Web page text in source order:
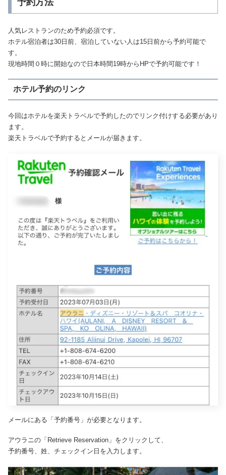
予約方法
人気レストランのため予約必須です。
ホテル宿泊者は30日前、宿泊していない人は15日前から予約可能で
す。
現地時間０時に開始なので日本時間19時からHPで予約可能です！
ホテル予約のリンク
今回はホテルを楽天トラベルで予約したのでリンク付けする必要があり
ます。
楽天トラベルで予約するとメールが届きます。
メールにある「予約番号」が必要となります。
アウラニの「Retrieve Reservation」をクリックして、
予約番号、姓、チェックイン日を入力します。